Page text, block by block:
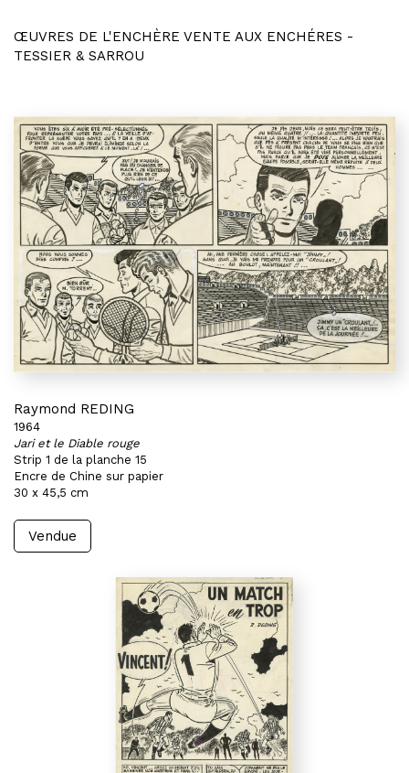
ŒUVRES DE L'ENCHÈRE VENTE AUX ENCHÉRES -
TESSIER & SARROU
Raymond REDING
1964
Jari et le Diable rouge
Strip 1 de la planche 15
Encre de Chine sur papier
30 x 45,5 cm
Vendue